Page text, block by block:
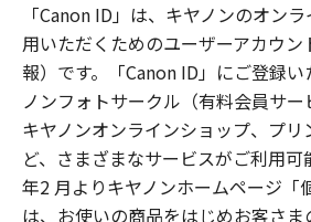
「Canon ID」は、キヤノンのオン
用いただくためのユーザーアカウ
報）です。「Canon ID」にご登録
ノンフォトサークル（有料会員サー
キヤノンオンラインショップ、プ
ど、さまざまなサービスがご利用
年2 月よりキヤノンホームページ「
は、お使いの商品をはじめお客さ